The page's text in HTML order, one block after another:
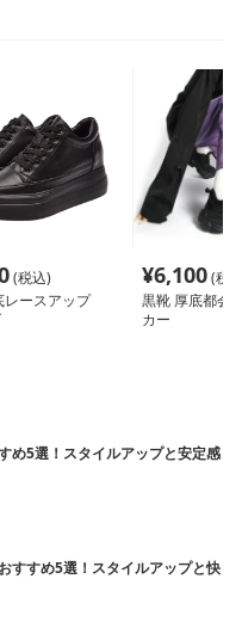
(税込)
レースアップ
¥6,100(税
黒靴 厚底都会
カー
め5選！スタイルアップと安定感
すすめ5選！スタイルアップと快